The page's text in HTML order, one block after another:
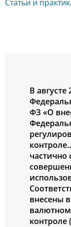
Статьи и
В
ФЗ «О
внесены
контроле